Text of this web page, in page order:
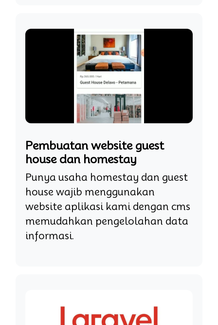
Pembuatan website guest
house dan homestay
Punya usaha homestay dan guest
house wajib menggunakan
website aplikasi kami dengan cms
memudahkan pengelolahan data
informasi.